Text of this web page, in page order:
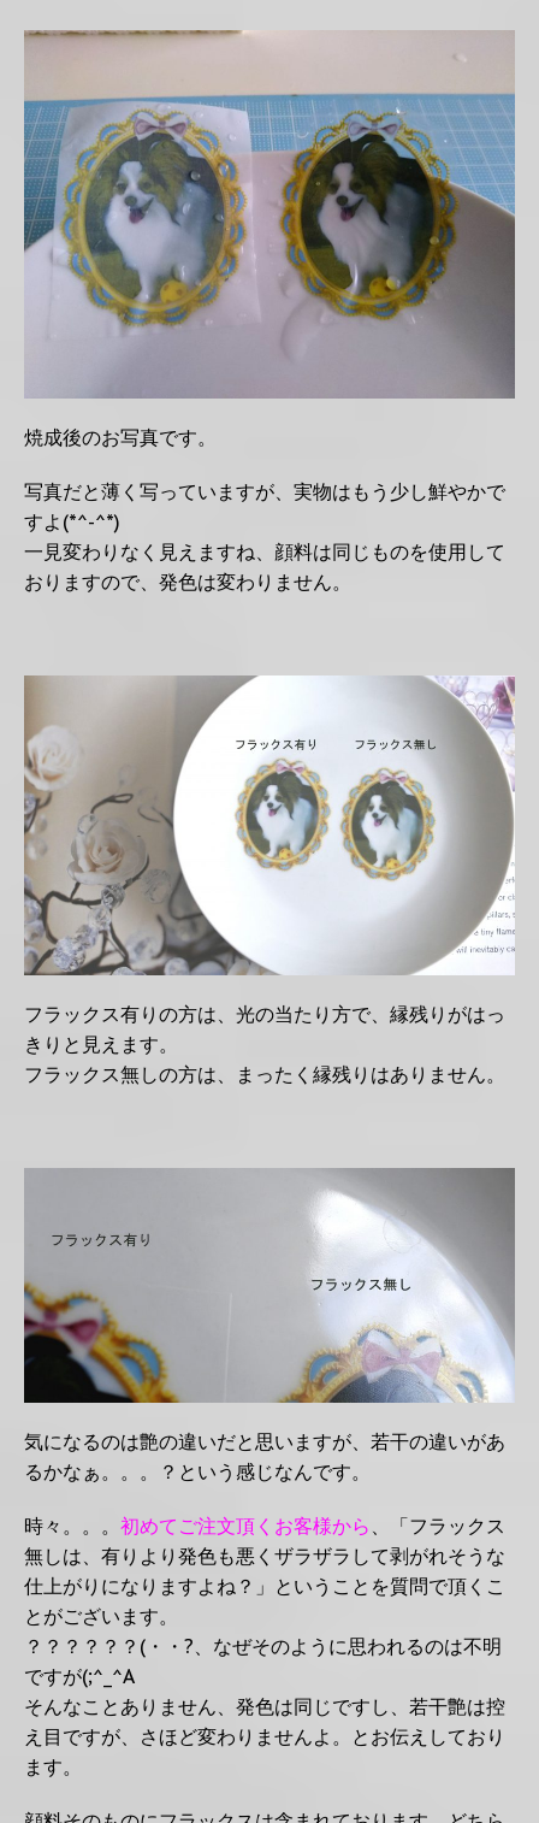
焼成後のお写真です。
写真だと薄く写っていますが、実物はもう少し鮮やかで
すよ(*^-^*)
一見変わりなく見えますね、顔料は同じものを使用して
おりますので、発色は変わりません。
フラックス有りの方は、光の当たり方で、縁残りがはっ
きりと見えます。
フラックス無しの方は、まったく縁残りはありません。
気になるのは艶の違いだと思いますが、若干の違いがあ
るかなぁ。。。？という感じなんです。
時々。。。 初めてご注文頂くお客様から 、「フラックス
無しは、有りより発色も悪くザラザラして剥がれそうな
仕上がりになりますよね？」ということを質問で頂くこ
とがございます。
？？？？？？(・・?、なぜそのように思われるのは不明
ですが(;^_^A
そんなことありません、発色は同じですし、若干艶は控
え目ですが、さほど変わりませんよ。とお伝えしており
ます。